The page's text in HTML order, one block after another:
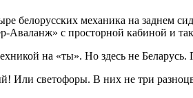
белорусских механика на заднем
Аваланж» с просторной кабиной и
на «ты». Но здесь не
Или светофоры. В них не три